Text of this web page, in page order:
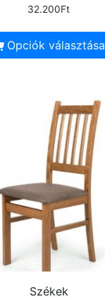
32.200Ft
Opciók választása
Székek